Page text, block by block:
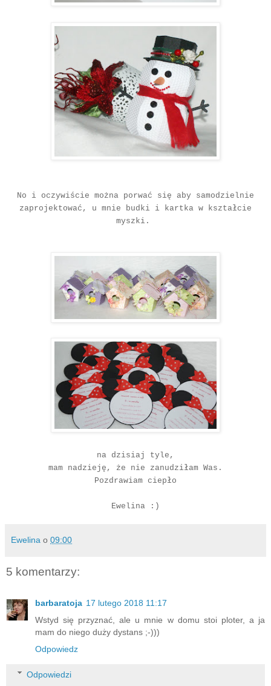
No i oczywiście można porwać się aby samodzielnie
zaprojektować, u mnie budki i kartka w kształcie
myszki.
na dzisiaj tyle,
mam nadzieję, że nie zanudziłam Was.
Pozdrawiam ciepło
Ewelina :)
Ewelina o 09:00
5 komentarzy:
barbaratoja 17 lutego 2018 11:17
Wstyd się przyznać, ale u mnie w domu stoi ploter, a ja
mam do niego duży dystans ;-)))
Odpowiedz
Odpowiedzi